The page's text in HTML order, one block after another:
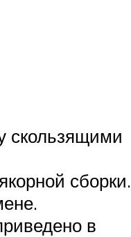
скользящими
сборки.
в